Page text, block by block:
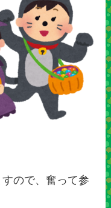
ので、奮って参